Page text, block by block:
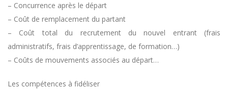
– Concurrence après le départ
– Coût de remplacement du partant
– Coût total du recrutement du nouvel entrant (frais
administratifs, frais d’apprentissage, de formation…)
– Coûts de mouvements associés au départ…
Les compétences à fidéliser